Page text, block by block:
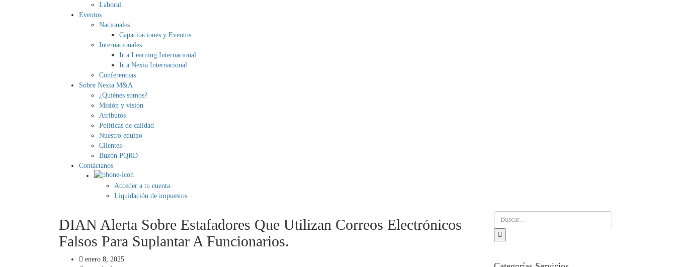
Laboral
Eventos
Nacionales
Capacitaciones y Eventos
Internacionales
Ir a Learning Internacional
Ir a Nexia Internacional
Conferencias
Sobre Nexia M&A
¿Quiénes somos?
Misión y visión
Atributos
Políticas de calidad
Nuestro equipo
Clientes
Buzón PQRD
Contáctanos
Acceder a tu cuenta
Liquidación de impuestos
DIAN Alerta Sobre Estafadores Que Utilizan Correos Electrónicos
Falsos Para Suplantar A Funcionarios.
enero 8, 2025